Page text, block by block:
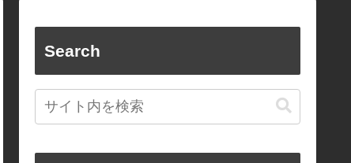
Search